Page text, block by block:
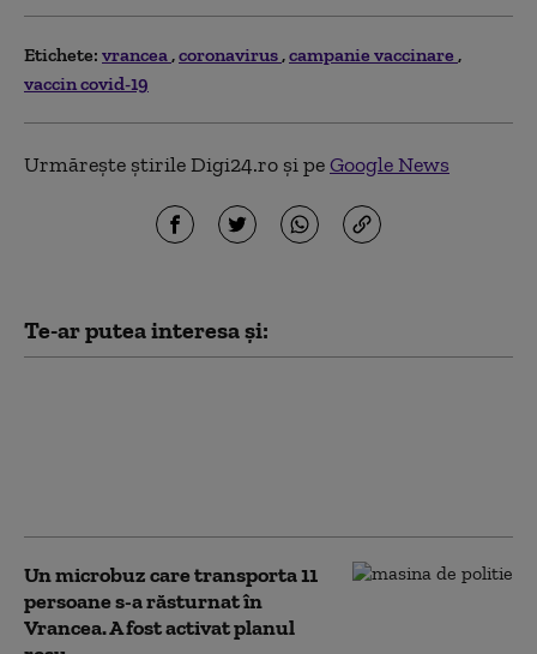
Etichete: vrancea coronavirus campanie vaccinare
vaccin covid-19
Urmărește știrile Digi24.ro și peGoogle News
Te-ar putea interesa și:
Un microbuz care transporta 11
persoane s-a răsturnat în
Vrancea. A fost activat planul